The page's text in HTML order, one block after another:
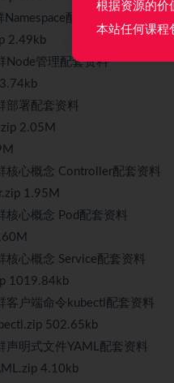
配套资料
2.49kb
Node管理配套资料
部署配套资料
2.05M
核心概念 Controller配套资料
1.95M
核心概念 Pod配套资料
核心概念 Service配套资料
1019.84kb
客户端命令kubectl配套资料
502.65kb
声明式文件YAML配套资料
4.10kb
根据资源的价
本站任何课程